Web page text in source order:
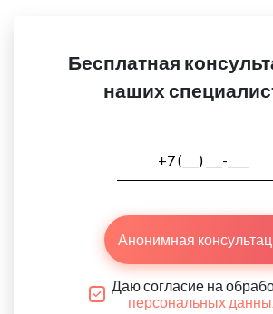
Бесплатная
наших
Анонимная
Даю согласие на
персональных